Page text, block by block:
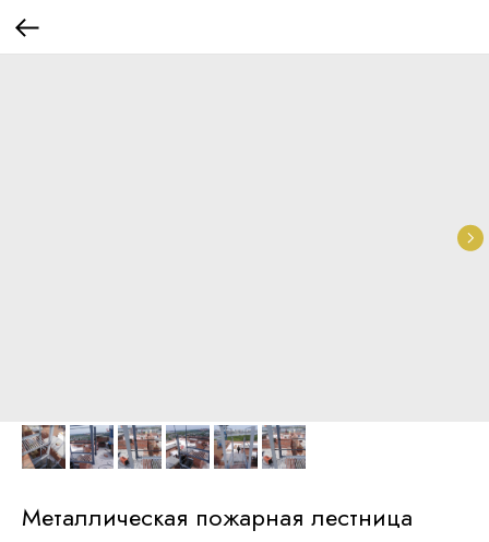
Металлическая пожарная лестница